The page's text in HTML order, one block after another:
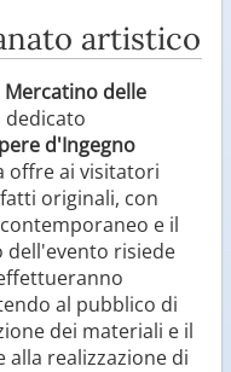
artistico
Mercatino delle
dedicato
d'Ingegno
offre ai visitatori
originali, con
e il
dell'evento risiede
al pubblico di
dei materiali e il
alla realizzazione di